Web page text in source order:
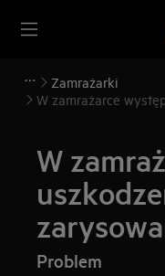
Zamrażarki
W zamrażarce
W
Problem